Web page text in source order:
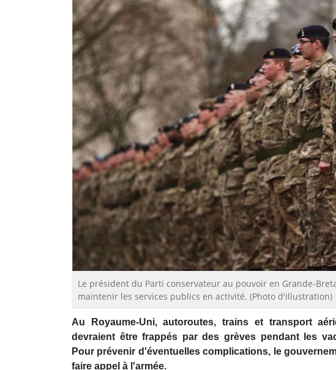
Le président du Parti conservateur au pouvoir en Grande-
maintenir les services publics en activité. (Photo d'illustration)
Au Royaume-Uni, autoroutes, trains et transport
devraient être frappés par des grèves pendant les
Pour prévenir d'éventuelles complications, le
faire appel à l'armée.